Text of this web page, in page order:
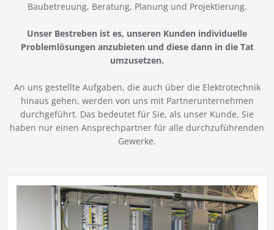
Baubetreuung, Beratung, Planung und Projektierung.
Unser Bestreben ist es, unseren Kunden individuelle
Problemlösungen anzubieten und diese dann in die Tat
umzusetzen.
An uns gestellte Aufgaben, die auch über die Elektrotechnik
hinaus gehen, werden von uns mit Partnerunternehmen
durchgeführt. Das bedeutet für Sie, als unser Kunde, Sie
haben nur einen Ansprechpartner für alle durchzuführenden
Gewerke.